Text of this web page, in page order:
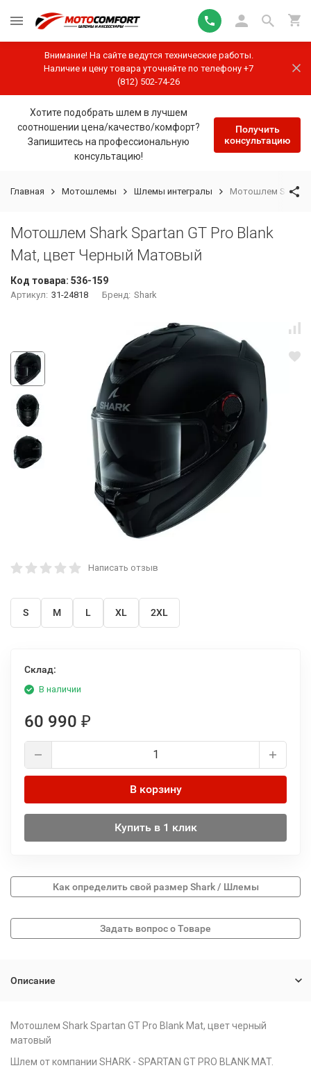
Внимание! На сайте ведутся технические работы.
Наличие и цену товара уточняйте по телефону +7
(812) 502-74-26
Хотите подобрать шлем в лучшем
соотношении цена/качество/комфорт?
Запишитесь на профессиональную
консультацию!
Получить
консультацию
Главная Мотошлемы Шлемы интегралы Мотошлем Shark
Мотошлем Shark Spartan GT Pro Blank
Mat, цвет Черный Матовый
Код товара: 536-159
Артикул: 31-24818 Бренд: Shark
Написать отзыв
S M L XL 2XL
Склад:
В наличии
60 990 ₽
В корзину
Купить в 1 клик
Как определить свой размер Shark / Шлемы
Описание
Мотошлем Shark Spartan GT Pro Blank Mat, цвет черный
матовый
Шлем от компании SHARK - SPARTAN GT PRO BLANK MAT.